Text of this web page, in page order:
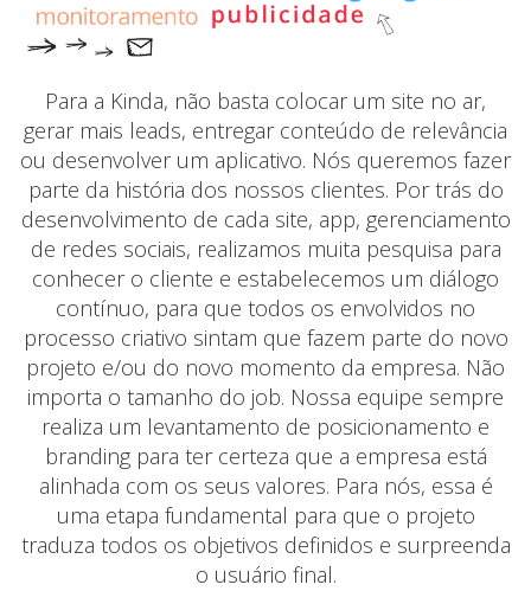
Para a Kinda, não basta colocar um site no ar,
gerar mais leads, entregar conteúdo de relevância
ou desenvolver um aplicativo. Nós queremos fazer
parte da história dos nossos clientes. Por trás do
desenvolvimento de cada site, app, gerenciamento
de redes sociais, realizamos muita pesquisa para
conhecer o cliente e estabelecemos um diálogo
contínuo, para que todos os envolvidos no
processo criativo sintam que fazem parte do novo
projeto e/ou do novo momento da empresa. Não
importa o tamanho do job. Nossa equipe sempre
realiza um levantamento de posicionamento e
branding para ter certeza que a empresa está
alinhada com os seus valores. Para nós, essa é
uma etapa fundamental para que o projeto
traduza todos os objetivos definidos e surpreenda
o usuário final.